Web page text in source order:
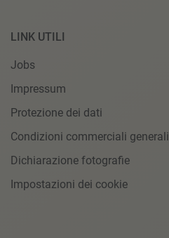
LINK UTILI
Jobs
Impressum
Protezione dei dati
Condizioni commerciali generali
Dichiarazione fotografie
Impostazioni dei cookie